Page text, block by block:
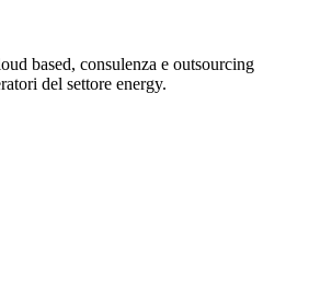
based, consulenza e outsourcing
del settore energy.